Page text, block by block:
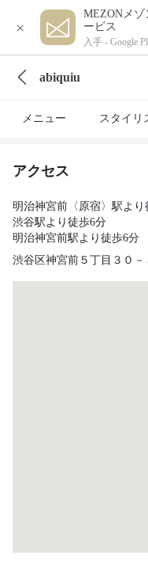
×
MEZONメ
ービス
入手 - Google
abiquiu
メニュー スタイリ
アクセス
明治神宮前〈原宿〉駅より
渋谷駅より徒歩6分
明治神宮前駅より徒歩6分
渋谷区神宮前５丁目３０